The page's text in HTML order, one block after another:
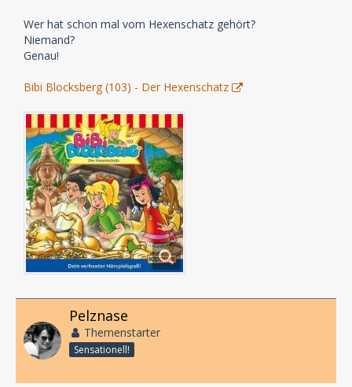
Wer hat schon mal vom Hexenschatz gehört?
Niemand?
Genau!
Bibi Blocksberg (103) - Der Hexenschatz
Pelznase
Themenstarter
Sensationell!